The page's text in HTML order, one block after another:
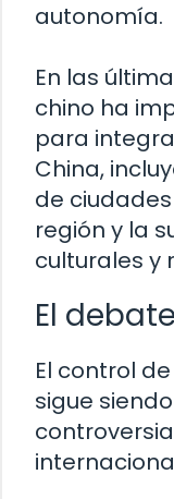
autonomía.
En las
chino ha
para
China,
de
región y la
culturales y
El
El control
sigue